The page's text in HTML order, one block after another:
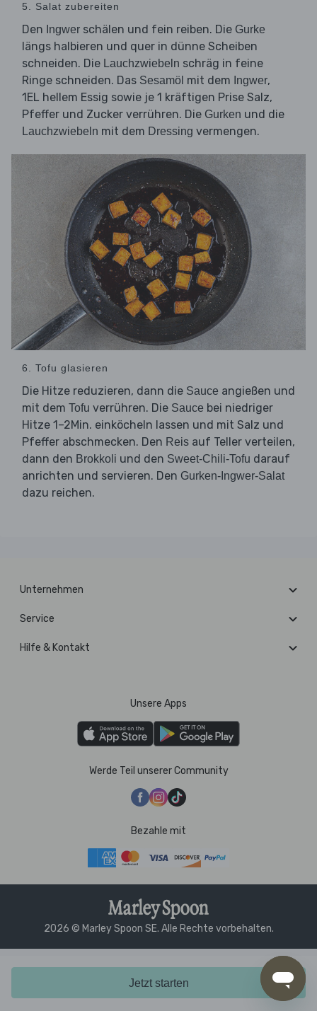
Jetzt starten
5. Salat zubereiten
Den Ingwer schälen und fein reiben. Die Gurke
längs halbieren und quer in dünne Scheiben
schneiden. Die Lauchzwiebeln schräg in feine
Ringe schneiden. Das Sesamöl mit dem Ingwer,
1EL hellem Essig sowie je 1 kräftigen Prise Salz,
Pfeffer und Zucker verrühren. Die Gurken und die
Lauchzwiebeln mit dem Dressing vermengen.
6. Tofu glasieren
Die Hitze reduzieren, dann die Sauce angießen und
mit dem Tofu verrühren. Die Sauce bei niedriger
Hitze 1–2Min. einköcheln lassen und mit Salz und
Pfeffer abschmecken. Den Reis auf Teller verteilen,
dann den Brokkoli und den Sweet-Chili-Tofu darauf
anrichten und servieren. Den Gurken-Ingwer-Salat
dazu reichen.
Unternehmen
Service
Hilfe & Kontakt
Unsere Apps
Werde Teil unserer Community
Bezahle mit
2026 © Marley Spoon SE. Alle Rechte vorbehalten.